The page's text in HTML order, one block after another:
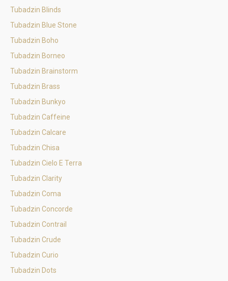
Tubadzin Blinds
Tubadzin Blue Stone
Tubadzin Boho
Tubadzin Borneo
Tubadzin Brainstorm
Tubadzin Brass
Tubadzin Bunkyo
Tubadzin Caffeine
Tubadzin Calcare
Tubadzin Chisa
Tubadzin Cielo E Terra
Tubadzin Clarity
Tubadzin Coma
Tubadzin Concorde
Tubadzin Contrail
Tubadzin Crude
Tubadzin Curio
Tubadzin Dots